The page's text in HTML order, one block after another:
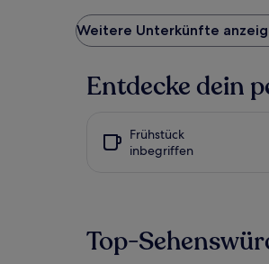
der
niedrigste
Preis
Nacht,
der
letzten
24 Stunden
1 Übernachtung
von
Weitere Unterkünfte
Entdecke dein
Frühstück
inbegriffen
Top-